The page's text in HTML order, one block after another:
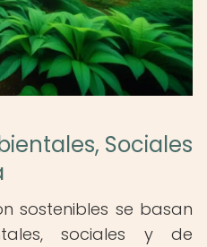
Sociales
sostenibles se basan
sociales y de